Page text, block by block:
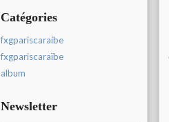
Catégories
fxgpariscaraibe
fxgpariscaraïbe
album
Newsletter